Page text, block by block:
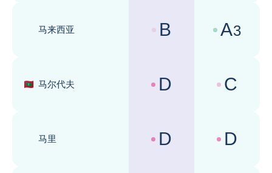
马来西亚
国家风险评级 :
B 商业环境评级
A3
马尔代夫
国家风险评级 :
D 商业环境评级
C
马里
国家风险评级 :
D 商业环境评级
D